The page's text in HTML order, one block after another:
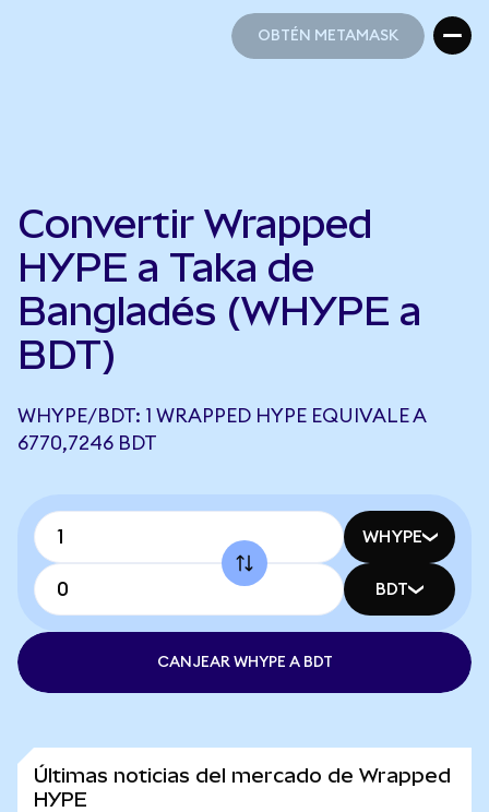
OBTÉN METAMASK
Convertir Wrapped
HYPE a Taka de
Bangladés (WHYPE a
BDT)
WHYPE/BDT: 1 WRAPPED HYPE EQUIVALE A
6770,7246 BDT
WHYPE
BDT
CANJEAR WHYPE A BDT
Últimas noticias del mercado de Wrapped
HYPE